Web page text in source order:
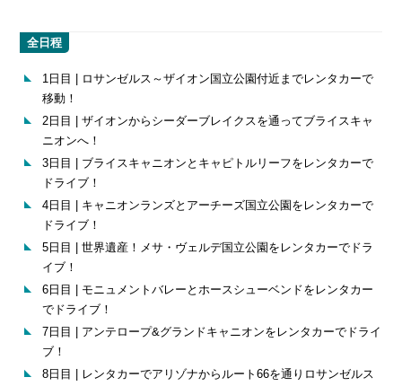
全日程
1日目 | ロサンゼルス～ザイオン国立公園付近までレンタカーで
移動！
2日目 | ザイオンからシーダーブレイクスを通ってブライスキャ
ニオンへ！
3日目 | ブライスキャニオンとキャピトルリーフをレンタカーで
ドライブ！
4日目 | キャニオンランズとアーチーズ国立公園をレンタカーで
ドライブ！
5日目 | 世界遺産！メサ・ヴェルデ国立公園をレンタカーでドラ
イブ！
6日目 | モニュメントバレーとホースシューベンドをレンタカー
でドライブ！
7日目 | アンテロープ&グランドキャニオンをレンタカーでドライ
ブ！
8日目 | レンタカーでアリゾナからルート66を通りロサンゼルス